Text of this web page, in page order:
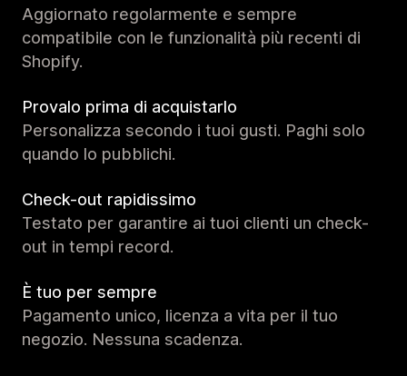
Aggiornato regolarmente e sempre
compatibile con le funzionalità più recenti di
Shopify.
Provalo prima di acquistarlo
Personalizza secondo i tuoi gusti. Paghi solo
quando lo pubblichi.
Check-out rapidissimo
Testato per garantire ai tuoi clienti un check-
out in tempi record.
È tuo per sempre
Pagamento unico, licenza a vita per il tuo
negozio. Nessuna scadenza.